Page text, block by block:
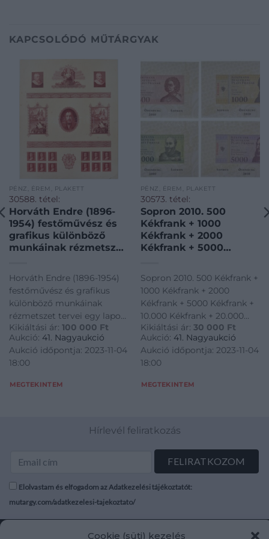
Cookie (süti) kezelés
KAPCSOLÓDÓ MŰTÁRGYAK
PÉNZ, ÉREM, PLAKETT
30588. tétel:
Horváth Endre (1896-
1954) festőművész és
grafikus különböző
munkáinak rézmetszet
Vajdahunyad vár, Szent
Imre bélyegterv
(344x285mm) T:AU
sarokhajlás, folt /
Several copperplate
designs on one sheet
of Hungari
Horváth Endre (1896-1954)
festőművész és grafikus
különböző munkáinak
rézmetszet tervei egy lapon,
közte 1940. 2P hátlapi terv,
Vajdahunyad vár, Szent Imre
bélyegterv (344x285mm)
T:AU sarokhajlás, folt /
Kikiáltási ár: 100 000 Ft
Aukció: 41. Nagyaukció
Aukció időpontja: 2023-11-04
18:00
MEGTEKINTEM
PÉNZ, ÉREM, PLAKETT
30573. tétel:
Sopron 2010. 500
Kékfrank + 1000
Kékfrank + 2000
Kékfrank + 5000
Kékfrank, mind azonos
„000320” sorszámmal,
de eltérő sorozatjellel,
teljes sor, minden
bankjegy az eredeti,
kibocsátáskori
díszcsomagolásában
T:UNC / Hung
Sopron 2010. 500 Kékfrank +
1000 Kékfrank + 2000
Kékfrank + 5000 Kékfrank +
10.000 Kékfrank + 20.000
Kékfrank, mind azonos
"000320" sorszámmal, de
eltérő sorozatjellel, teljes
sor, minden bankjegy az
Kikiáltási ár: 30 000 Ft
Aukció: 41. Nagyaukció
Aukció időpontja: 2023-11-04
18:00
MEGTEKINTEM
Hírlevél feliratkozás
Elolvastam és elfogadom az Adatkezelési tájékoztatót:
mutargy.com/adatkezelesi-tajekoztato/
Áraink